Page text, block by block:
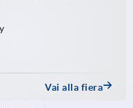
Vai alla fiera